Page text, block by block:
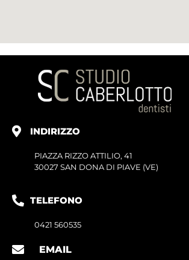
INDIRIZZO
PIAZZA RIZZO ATTILIO, 41
30027 SAN DONA DI PIAVE (VE)
TELEFONO
0421 560535
EMAIL